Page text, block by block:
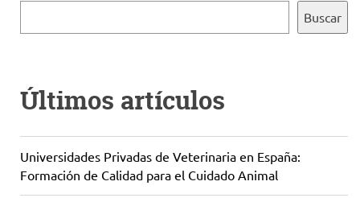
Buscar
Últimos artículos
Universidades Privadas de Veterinaria en España:
Formación de Calidad para el Cuidado Animal